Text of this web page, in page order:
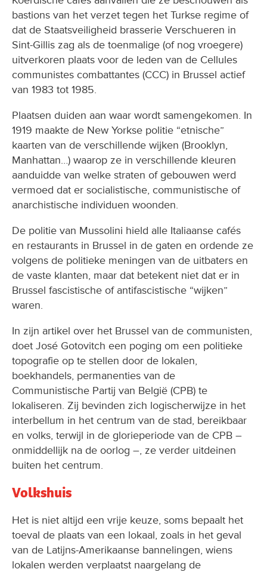
bastions van het verzet tegen het Turkse regime of
dat de Staatsveiligheid brasserie Verschueren in
Sint-Gillis zag als de toenmalige (of nog vroegere)
uitverkoren plaats voor de leden van de Cellules
communistes combattantes (CCC) in Brussel actief
van 1983 tot 1985.
Plaatsen duiden aan waar wordt samengekomen. In
1919 maakte de New Yorkse politie “etnische”
kaarten van de verschillende wijken (Brooklyn,
Manhattan…) waarop ze in verschillende kleuren
aanduidde van welke straten of gebouwen werd
vermoed dat er socialistische, communistische of
anarchistische individuen woonden.
De politie van Mussolini hield alle Italiaanse cafés
en restaurants in Brussel in de gaten en ordende ze
volgens de politieke meningen van de uitbaters en
de vaste klanten, maar dat betekent niet dat er in
Brussel fascistische of antifascistische “wijken”
waren.
In zijn artikel over het Brussel van de communisten,
doet José Gotovitch een poging om een politieke
topografie op te stellen door de lokalen,
boekhandels, permanenties van de
Communistische Partij van België (CPB) te
lokaliseren. Zij bevinden zich logischerwijze in het
interbellum in het centrum van de stad, bereikbaar
en volks, terwijl in de glorieperiode van de CPB –
onmiddellijk na de oorlog –, ze verder uitdeinen
buiten het centrum.
Volkshuis
Het is niet altijd een vrije keuze, soms bepaalt het
toeval de plaats van een lokaal, zoals in het geval
van de Latijns-Amerikaanse bannelingen, wiens
lokalen werden verplaatst naargelang de